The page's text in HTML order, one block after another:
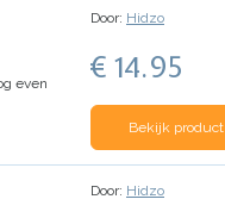
even
Door: Hidzo
€ 14.95
Bekijk product
Door: Hidzo